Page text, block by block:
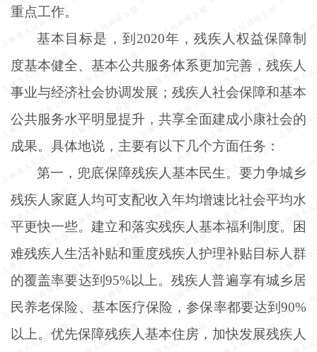
重点工作。
基本目标是，到 2020年，残疾人权益保障制
度基本健全、基本公共服务体系更加完善，残疾人
事业与经济社会协调发展；残疾人社会保障和基本
公共服务水平明显提升，共享全面建成小康社会的
成果。具体地说，主要有以下几个方面任务：
第一，兜底保障残疾人基本民生。要力争城乡
残疾人家庭人均可支配收入年均增速比社会平均水
平更快一些。建立和落实残疾人基本福利制度。困
难残疾人生活补贴和重度残疾人护理补贴目标人群
的覆盖率要达到 95%以上。残疾人普遍享有城乡居
民养老保险、基本医疗保险，参保率都要达到90%
以上。优先保障残疾人基本住房，加快发展残疾人